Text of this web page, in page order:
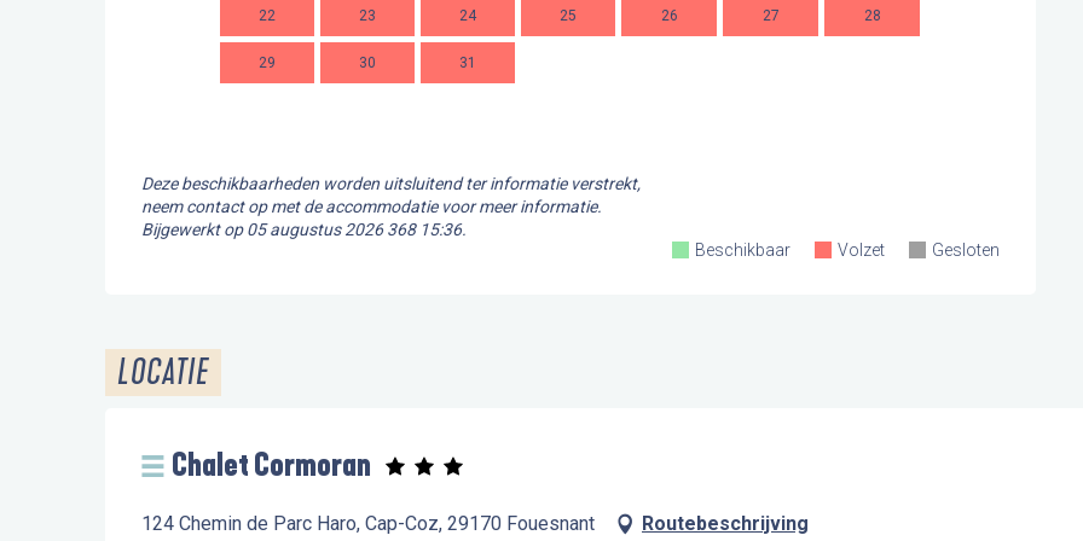
22 23 24 25 26 27 28
29 30 31
Deze beschikbaarheden worden uitsluitend ter informatie verstrekt,
neem contact op met de accommodatie voor meer informatie.
Bijgewerkt op05 augustus 2026 368 15:36.
Beschikbaar
Volzet Gesloten
LOCATIE
Chalet Cormoran
124 Chemin de Parc Haro, Cap-Coz, 29170 Fouesnant Routebeschrijving